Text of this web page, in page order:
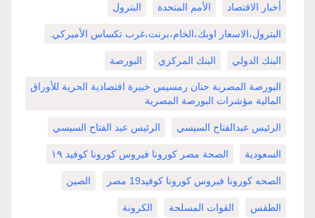
أخبار الاقتصاد الأمم المتحدة البترول
البترول،الاسعار اوبك،الخام،برنت،غرب تكساس الأميركي.
البنك الدولي البنك المركزي البورصة
البورصة المصرية حنان رمسيس خبيرة اقتصادية الحرية للأوراق
المالية مؤشرات البورصة المصرية
الرئيس عبدالفتاح السيسي الرئيس عبد الفتاح السيسي
السعودية الصحة مصر كورونا فيروس كورونا كوفيد ١٩
الصحه كورونا فيروس كورونا كوفيد19 مصر الصين
الطقس القوات المسلحة الكرونة